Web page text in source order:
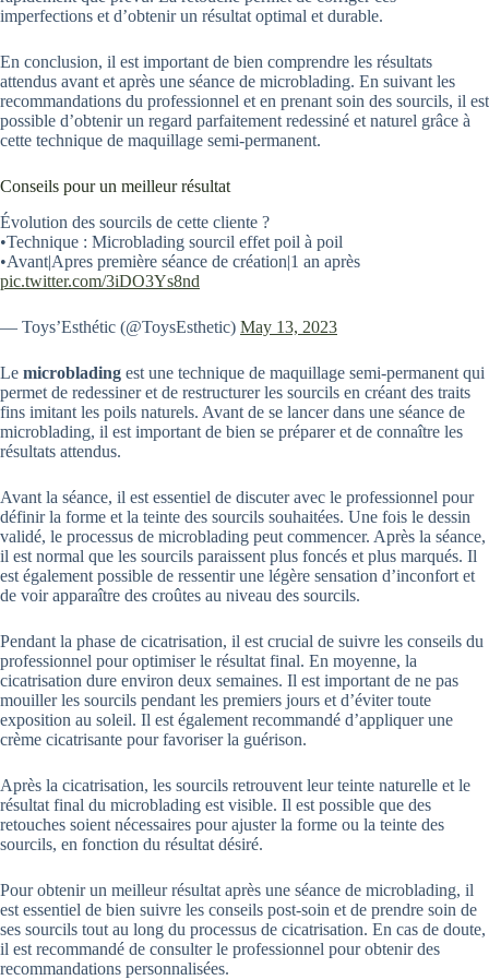
imperfections et d’obtenir un résultat optimal et durable.
En conclusion, il est important de bien comprendre les résultats
attendus avant et après une séance de microblading. En suivant les
recommandations du professionnel et en prenant soin des sourcils, il est
possible d’obtenir un regard parfaitement redessiné et naturel grâce à
cette technique de maquillage semi-permanent.
Conseils pour un meilleur résultat
Évolution des sourcils de cette cliente ?
•Technique : Microblading sourcil effet poil à poil
•Avant|Apres première séance de création|1 an après
pic.twitter.com/3iDO3Ys8nd
— Toys’Esthétic (@ToysEsthetic) May 13, 2023
Le microblading est une technique de maquillage semi-permanent qui
permet de redessiner et de restructurer les sourcils en créant des traits
fins imitant les poils naturels. Avant de se lancer dans une séance de
microblading, il est important de bien se préparer et de connaître les
résultats attendus.
Avant la séance, il est essentiel de discuter avec le professionnel pour
définir la forme et la teinte des sourcils souhaitées. Une fois le dessin
validé, le processus de microblading peut commencer. Après la séance,
il est normal que les sourcils paraissent plus foncés et plus marqués. Il
est également possible de ressentir une légère sensation d’inconfort et
de voir apparaître des croûtes au niveau des sourcils.
Pendant la phase de cicatrisation, il est crucial de suivre les conseils du
professionnel pour optimiser le résultat final. En moyenne, la
cicatrisation dure environ deux semaines. Il est important de ne pas
mouiller les sourcils pendant les premiers jours et d’éviter toute
exposition au soleil. Il est également recommandé d’appliquer une
crème cicatrisante pour favoriser la guérison.
Après la cicatrisation, les sourcils retrouvent leur teinte naturelle et le
résultat final du microblading est visible. Il est possible que des
retouches soient nécessaires pour ajuster la forme ou la teinte des
sourcils, en fonction du résultat désiré.
Pour obtenir un meilleur résultat après une séance de microblading, il
est essentiel de bien suivre les conseils post-soin et de prendre soin de
ses sourcils tout au long du processus de cicatrisation. En cas de doute,
il est recommandé de consulter le professionnel pour obtenir des
recommandations personnalisées.